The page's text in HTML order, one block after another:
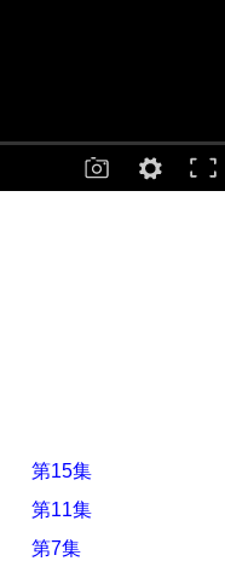
第15集
第11集
第7集